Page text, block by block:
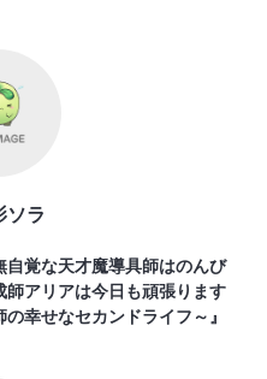
ソラ
覚な天才魔導具師はのんび
師アリアは今日も頑張ります
幸せなセカンドライフ～』